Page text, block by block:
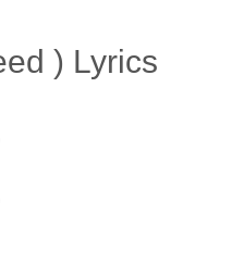
) Lyrics